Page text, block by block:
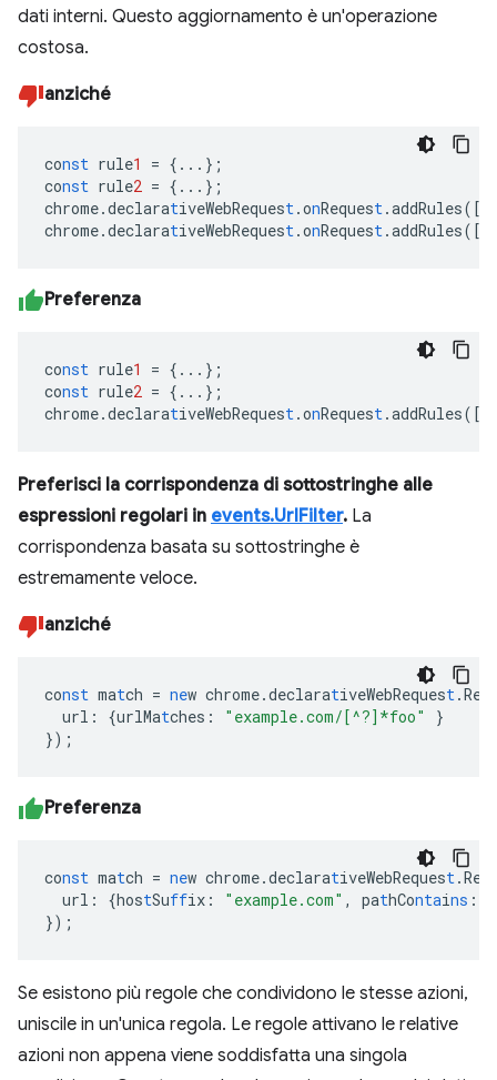
dati interni. Questo aggiornamento è un'operazione
costosa.
anziché
const rule1 = { ... } ;
const rule2 = { ... } ;
chrome.declarativeWebRequest.onRequest.addRules( [
chrome.declarativeWebRequest.onRequest.addRules( [
Preferenza
const rule1 = { ... } ;
const rule2 = { ... } ;
chrome.declarativeWebRequest.onRequest.addRules( [
Preferisci la corrispondenza di sottostringhe alle
espressioni regolari in events.UrlFilter. La
corrispondenza basata su sottostringhe è
estremamente veloce.
anziché
const match = new chrome.declarativeWebRequest
url : {urlMatches : "example.com/[^?]*foo"
}
});
Preferenza
const match = new chrome.declarativeWebRequest
url : {hostSuffix : "example.com" , pathContains :
});
Se esistono più regole che condividono le stesse azioni,
uniscile in un'unica regola. Le regole attivano le relative
azioni non appena viene soddisfatta una singola